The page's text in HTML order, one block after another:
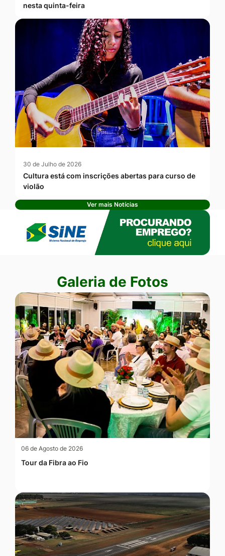
nesta quinta-feira
30 de Julho de 2026
Cultura está com inscrições abertas para curso de
violão
Ver mais Notícias
Seção Galeria de Fotos
Galeria de Fotos
06 de Agosto de 2026
Tour da Fibra ao Fio